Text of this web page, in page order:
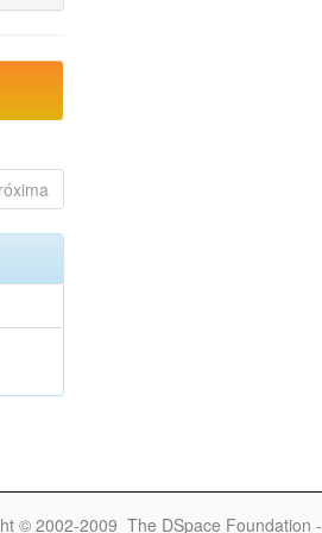
© 2002-2009 The DSpace Foundation -